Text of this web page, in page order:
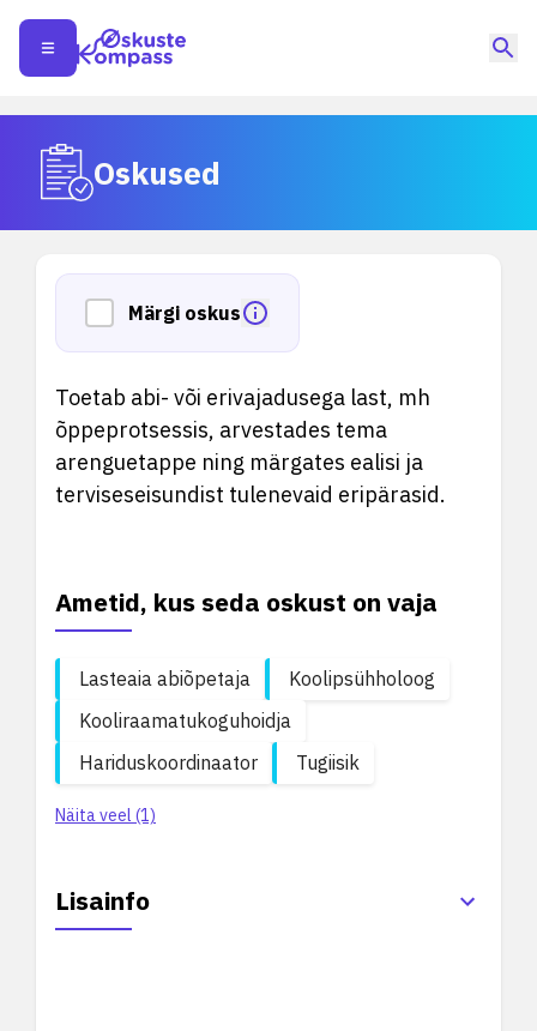
Oskused
Märgi oskus
Toetab abi- või erivajadusega last, mh
õppeprotsessis, arvestades tema
arenguetappe ning märgates ealisi ja
terviseseisundist tulenevaid eripärasid.
Ametid, kus seda oskust on vaja
Lasteaia abiõpetaja
Koolipsühholoog
Kooliraamatukoguhoidja
Hariduskoordinaator
Tugiisik
Näita veel (1)
Lisainfo